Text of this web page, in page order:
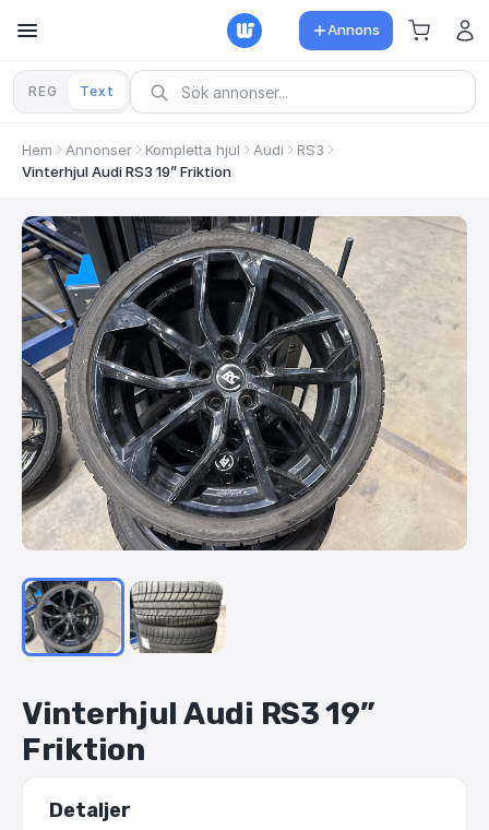
Annons
REG Text
Hem Annonser Kompletta hjul Audi
RS3
Vinterhjul Audi RS3 19” Friktion
Vinterhjul Audi RS319”
Friktion
Detaljer